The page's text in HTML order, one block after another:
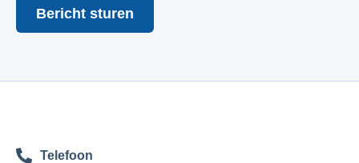
Bericht sturen
Telefoon